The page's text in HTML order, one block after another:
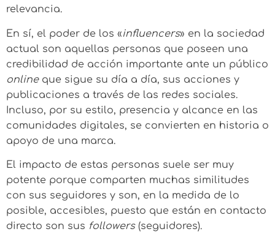
relevancia.
En sí, el poder de los «influencers» en la sociedad
actual son aquellas personas que poseen una
credibilidad de acción importante ante un público
onlineque sigue su día a día, sus acciones y
publicaciones a través de las redes sociales.
Incluso, por su estilo, presencia y alcance en las
comunidades digitales, se convierten en historia o
apoyo de una marca.
El impacto de estas personas suele ser muy
potente porque comparten muchas similitudes
con sus seguidores y son, en la medida de lo
posible, accesibles, puesto que están en contacto
directo son sus followers(seguidores).